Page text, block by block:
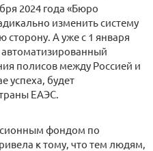
2024 года «Бюро
изменить систему
А уже с 1 января
автоматизированный
полисов между Россией и
успеха, будет
ЕАЭС.
фондом по
к тому, что тем людям,